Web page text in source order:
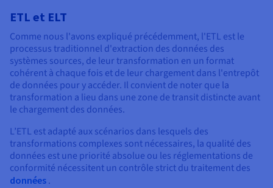
ETL et ELT
Comme nous l'avons expliqué précédemment, l'ETL est le
processus traditionnel d'extraction des données des
systèmes sources, de leur transformation en un format
cohérent à chaque fois et de leur chargement dans l'entrepôt
de données pour y accéder. Il convient de noter que la
transformation a lieu dans une zone de transit distincte avant
le chargement des données.
L’ETL est adapté aux scénarios dans lesquels des
transformations complexes sont nécessaires, la qualité des
données est une priorité absolue ou les réglementations de
conformité nécessitent un contrôle strict du traitement des
données .